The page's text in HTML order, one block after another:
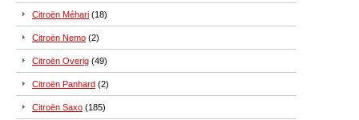
Citroën Méhari (18)
Citroën Nemo (2)
Citroën Overig (49)
Citroën Panhard (2)
Citroën Saxo (185)